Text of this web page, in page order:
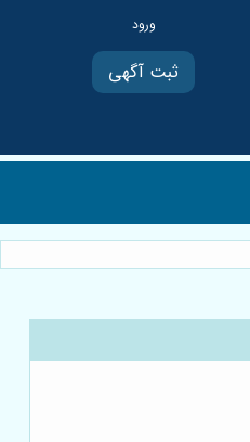
ثبت آگهی